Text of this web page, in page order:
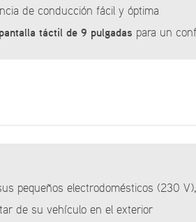
de conducción fácil y óptima
pantalla táctil de 9 pulgadas para un
pequeños electrodomésticos (230
de su vehículo en el exterior